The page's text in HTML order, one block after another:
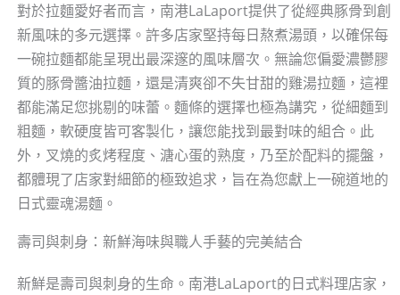
對於拉麵愛好者而言，南港LaLaport提供了從經典豚骨到創
新風味的多元選擇。許多店家堅持每日熬煮湯頭，以確保每
一碗拉麵都能呈現出最深邃的風味層次。無論您偏愛濃鬱膠
質的豚骨醬油拉麵，還是清爽卻不失甘甜的雞湯拉麵，這裡
都能滿足您挑剔的味蕾。麵條的選擇也極為講究，從細麵到
粗麵，軟硬度皆可客製化，讓您能找到最對味的組合。此
外，叉燒的炙烤程度、溏心蛋的熟度，乃至於配料的擺盤，
都體現了店家對細節的極致追求，旨在為您獻上一碗道地的
日式靈魂湯麵。
壽司與刺身：新鮮海味與職人手藝的完美結合
新鮮是壽司與刺身的生命。南港LaLaport的日式料理店家，